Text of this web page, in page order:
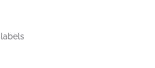
labels